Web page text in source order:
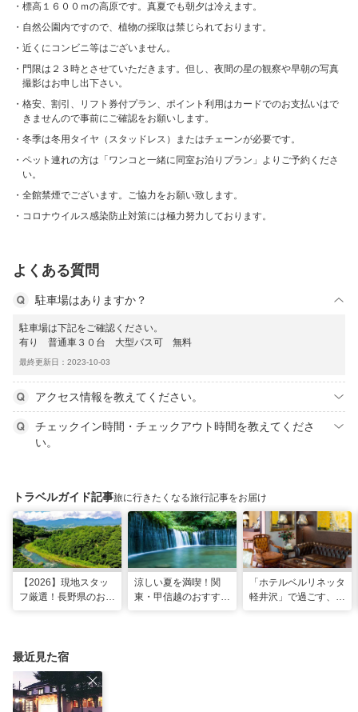
標高１６００ｍの高原です。真夏でも朝夕は冷えます。
自然公園内ですので、植物の採取は禁じられております。
近くにコンビニ等はございません。
門限は２３時とさせていただきます。但し、夜間の星の観察や早朝の写真
撮影はお申し出下さい。
格安、割引、リフト券付プラン、ポイント利用はカードでのお支払いはで
きませんので事前にご確認をお願いします。
冬季は冬用タイヤ（スタッドレス）またはチェーンが必要です。
ペット連れの方は「ワンコと一緒に同室お泊りプラン」よりご予約くださ
い。
全館禁煙でございます。ご協力をお願い致します。
コロナウイルス感染防止対策には極力努力しております。
よくある質問
駐車場はありますか？
駐車場は下記をご確認ください。
有り 普通車３０台 大型バス可 無料
最終更新日：2023-10-03
アクセス情報を教えてください。
チェックイン時間・チェックアウト時間を教えてくださ
い。
トラベルガイド記事旅に行きたくなる旅行記事をお届け
【2026】現地スタッ
フ厳選！長野県のおす
涼しい夏を満喫！関
東・甲信越のおすすめ
「ホテルベルリネッタ
軽井沢」で過ごす、ア
最近見た宿